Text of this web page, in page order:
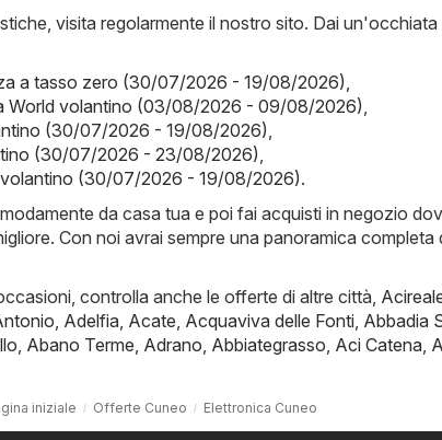
visita regolarmente il nostro sito. Dai un'occhiata
a tasso zero (30/07/2026 - 19/08/2026)
World volantino (03/08/2026 - 09/08/2026)
(30/07/2026 - 19/08/2026)
(30/07/2026 - 23/08/2026)
(30/07/2026 - 19/08/2026).
da casa tua e poi fai acquisti in negozio
Con noi avrai sempre una panoramica completa
controlla anche le offerte di altre città,
Adelfia Acate Acquaviva delle Fonti Abbadia
Abano Terme Adrano Abbiategrasso Aci Catena
iniziale Offerte Cuneo Elettronica Cuneo